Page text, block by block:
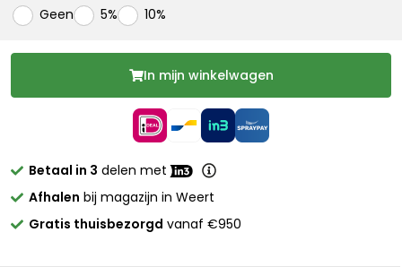
Geen 5% 10%
In mijn winkelwagen
Betaal in 3 delen met
Afhalen bij magazijn in Weert
Gratis thuisbezorgd vanaf €950